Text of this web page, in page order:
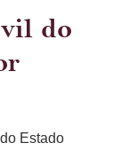
do
Estado